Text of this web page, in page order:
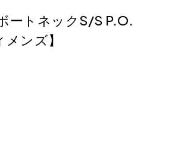
ートネックS/S P.O.
ンズ】